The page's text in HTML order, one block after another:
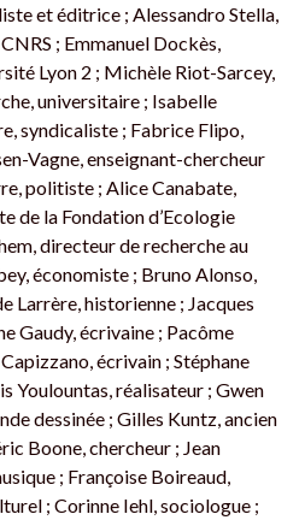
et éditrice ; Alessandro Stella,
; Emmanuel Dockès,
Lyon 2 ; Michèle Riot-Sarcey,
universitaire ; Isabelle
syndicaliste ; Fabrice Flipo,
Vagne, enseignant-chercheur
politiste ; Alice Canabate,
de la Fondation d’Ecologie
directeur de recherche au
économiste ; Bruno Alonso,
Larrère, historienne ; Jacques
Gaudy, écrivaine ; Pacôme
écrivain ; Stéphane
Youlountas, réalisateur ; Gwen
dessinée ; Gilles Kuntz, ancien
Boone, chercheur ; Jean
; Françoise Boireaud,
; Corinne Iehl, sociologue ;